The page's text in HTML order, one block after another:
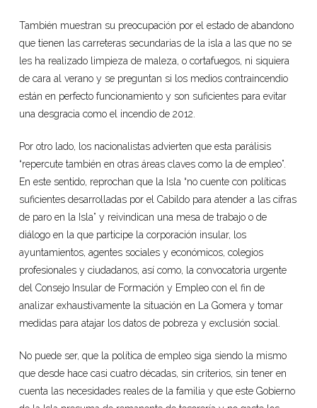
También muestran su preocupación por el estado de abandono
que tienen las carreteras secundarias de la isla a las que no se
les ha realizado limpieza de maleza, o cortafuegos, ni siquiera
de cara al verano y se preguntan si los medios contraincendio
están en perfecto funcionamiento y son suficientes para evitar
una desgracia como el incendio de 2012.
Por otro lado, los nacionalistas advierten que esta parálisis
“repercute también en otras áreas claves como la de empleo”.
En este sentido, reprochan que la Isla “no cuente con políticas
suficientes desarrolladas por el Cabildo para atender a las cifras
de paro en la Isla” y reivindican una mesa de trabajo o de
diálogo en la que participe la corporación insular, los
ayuntamientos, agentes sociales y económicos, colegios
profesionales y ciudadanos, así como, la convocatoria urgente
del Consejo Insular de Formación y Empleo con el fin de
analizar exhaustivamente la situación en La Gomera y tomar
medidas para atajar los datos de pobreza y exclusión social.
No puede ser, que la política de empleo siga siendo la mismo
que desde hace casi cuatro décadas, sin criterios, sin tener en
cuenta las necesidades reales de la familia y que este Gobierno